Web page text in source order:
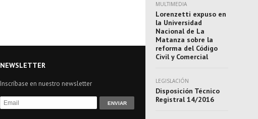
NEWSLETTER
Inscríbase en nuestro newsletter
MULTIMEDIA
Lorenzetti expuso en
la Universidad
Nacional de La
Matanza sobre la
reforma del Código
Civil y Comercial
LEGISLACIÓN
Disposición Técnico
Registral 14/2016